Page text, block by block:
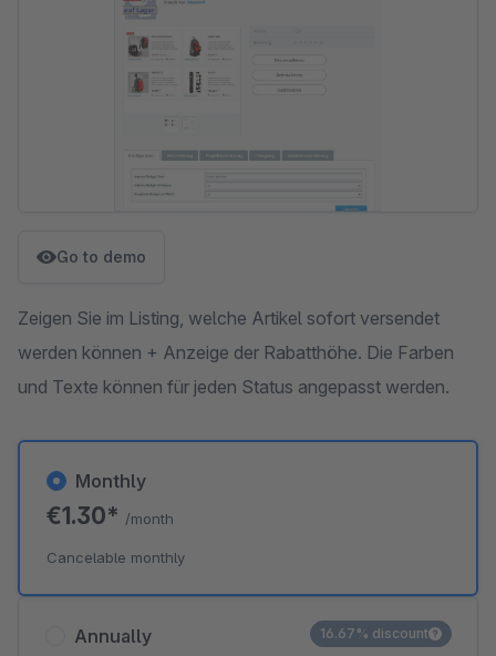
Go to demo
Zeigen Sie im Listing, welche Artikel sofort versendet
werden können + Anzeige der Rabatthöhe. Die Farben
und Texte können für jeden Status angepasst werden.
Annually 16.67% discount
Monthly
€1.30* /month
Cancelable monthly